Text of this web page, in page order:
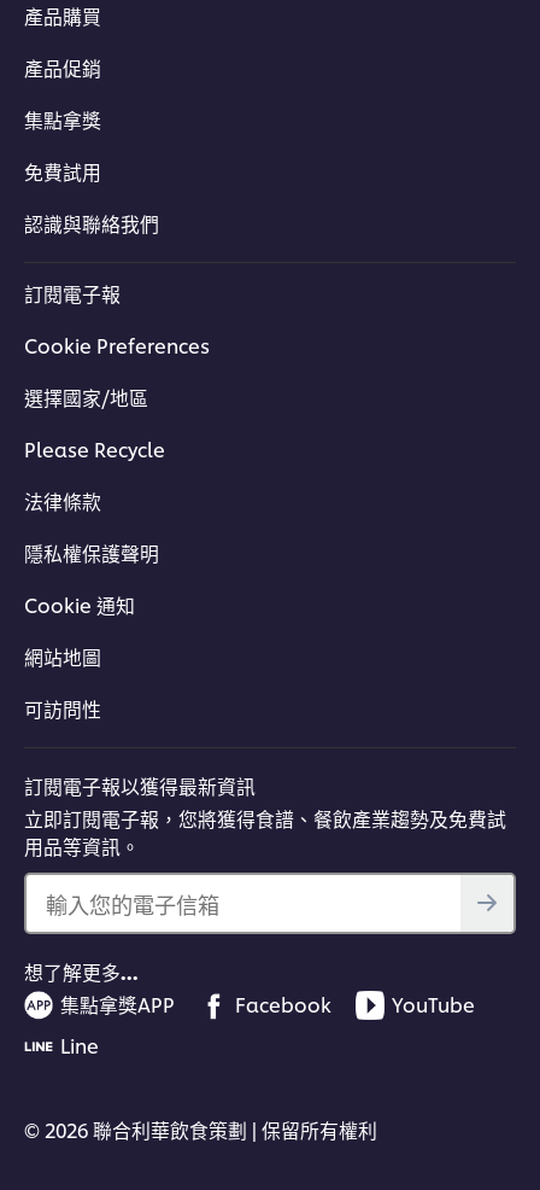
產品購買
產品促銷
集點拿獎
免費試用
認識與聯絡我們
訂閱電子報
Cookie Preferences
選擇國家/地區
Please Recycle
法律條款
隱私權保護聲明
Cookie 通知
網站地圖
可訪問性
訂閱電子報以獲得最新資訊
立即訂閱電子報，您將獲得食譜、餐飲產業趨勢及免費試
用品等資訊。
輸入您的電子信箱
想了解更多…
集點拿獎APP
Facebook
YouTube
Line
© 2026 聯合利華飲食策劃 | 保留所有權利